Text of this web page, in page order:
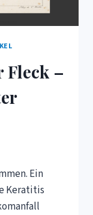
Fleck –
Ein
Keratitis